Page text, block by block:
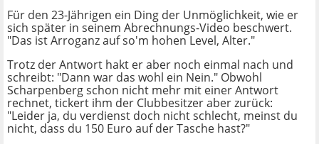
Für den 23-Jährigen ein Ding der Unmöglichkeit, wie er
sich später in seinem Abrechnungs-Video beschwert.
"Das ist Arroganz auf so'm hohen Level, Alter."
Trotz der Antwort hakt er aber noch einmal nach und
schreibt: "Dann war das wohl ein Nein." Obwohl
Scharpenberg schon nicht mehr mit einer Antwort
rechnet, tickert ihm der Clubbesitzer aber zurück:
"Leider ja, du verdienst doch nicht schlecht, meinst du
nicht, dass du 150 Euro auf der Tasche hast?"